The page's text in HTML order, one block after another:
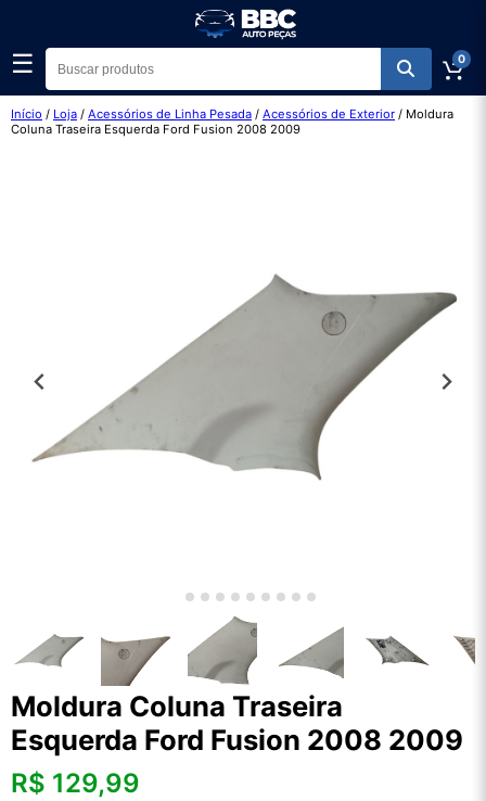
☰ 0
Início / Loja / Acessórios de Linha Pesada / Acessórios de Exterior / Moldura
Coluna Traseira Esquerda Ford Fusion 2008 2009
Moldura Coluna Traseira
Esquerda Ford Fusion 2008 2009
R$ 129,99